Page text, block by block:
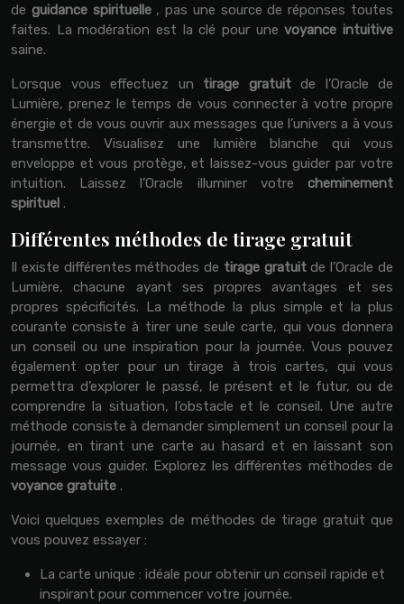
de guidance spirituelle , pas une source de réponses toutes
faites. La modération est la clé pour unevoyance intuitive
saine.
Lorsque vous effectuez un tirage gratuit de l’Oracle de
Lumière, prenez le temps de vous connecter à votre propre
énergie et de vous ouvrir aux messages que l’univers a à vous
transmettre. Visualisez une lumière blanche qui vous
enveloppe et vous protège, et laissez-vous guider par votre
intuition. Laissez l’Oracle illuminer votre cheminement
spirituel .
Différentes méthodes de tirage gratuit
Il existe différentes méthodes de tirage gratuitde l’Oracle de
Lumière, chacune ayant ses propres avantages et ses
propres spécificités. La méthode la plus simple et la plus
courante consiste à tirer une seule carte, qui vous donnera
un conseil ou une inspiration pour la journée. Vous pouvez
également opter pour un tirage à trois cartes, qui vous
permettra d’explorer le passé, le présent et le futur, ou de
comprendre la situation, l’obstacle et le conseil. Une autre
méthode consiste à demander simplement un conseil pour la
journée, en tirant une carte au hasard et en laissant son
message vous guider. Explorez les différentes méthodes de
voyance gratuite .
Voici quelques exemples de méthodes de tirage gratuit que
vous pouvez essayer :
La carte unique : idéale pour obtenir un conseil rapide et
inspirant pour commencer votre journée.